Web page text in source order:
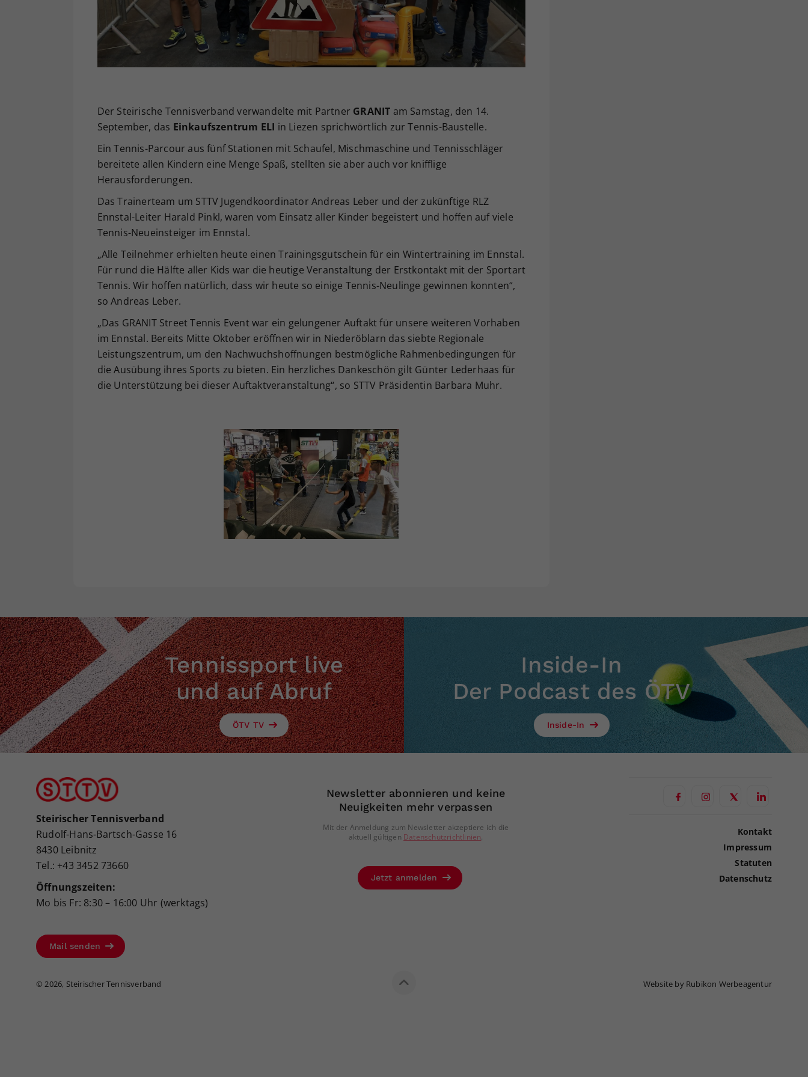
Der Steirische Tennisverband verwandelte mit Partner GRANIT am Samstag, den 14.
September, das Einkaufszentrum ELI in Liezen sprichwörtlich zur Tennis-Baustelle.
Ein Tennis-Parcour aus fünf Stationen mit Schaufel, Mischmaschine und Tennisschläger
bereitete allen Kindern eine Menge Spaß, stellten sie aber auch vor knifflige
Herausforderungen.
Das Trainerteam um STTV Jugendkoordinator Andreas Leber und der zukünftige RLZ
Ennstal-Leiter Harald Pinkl, waren vom Einsatz aller Kinder begeistert und hoffen auf viele
Tennis-Neueinsteiger im Ennstal.
„Alle Teilnehmer erhielten heute einen Trainingsgutschein für ein Wintertraining im Ennstal.
Für rund die Hälfte aller Kids war die heutige Veranstaltung der Erstkontakt mit der Sportart
Tennis. Wir hoffen natürlich, dass wir heute so einige Tennis-Neulinge gewinnen konnten“,
so Andreas Leber.
„Das GRANIT Street Tennis Event war ein gelungener Auftakt für unsere weiteren Vorhaben
im Ennstal. Bereits Mitte Oktober eröffnen wir in Niederöblarn das siebte Regionale
Leistungszentrum, um den Nachwuchshoffnungen bestmögliche Rahmenbedingungen für
die Ausübung ihres Sports zu bieten. Ein herzliches Dankeschön gilt Günter Lederhaas für
die Unterstützung bei dieser Auftaktveranstaltung“, so STTV Präsidentin Barbara Muhr.
Tennissport live
und auf Abruf
ÖTV TV
Inside-In
Der Podcast des ÖTV
Inside-In
Steirischer Tennisverband
Rudolf-Hans-Bartsch-Gasse 16
8430 Leibnitz
Tel.: +43 3452 73660
Öffnungszeiten:
Mo bis Fr: 8:30 – 16:00 Uhr (werktags)
Mail senden
Newsletter abonnieren und keine
Neuigkeiten mehr verpassen
Mit der Anmeldung zum Newsletter akzeptiere ich die
aktuell gültigen Datenschutzrichtlinien.
Jetzt anmelden
Kontakt
Impressum
Statuten
Datenschutz
©2026, Steirischer Tennisverband Website by Rubikon Werbeagentur
Ihrer vorgenommen Einstellungen, falls der
Webseiten-Betreiber dies eingestellt hat.